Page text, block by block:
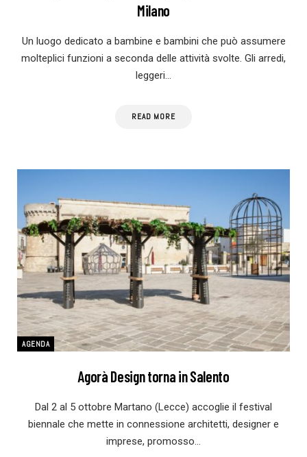
Milano
Un luogo dedicato a bambine e bambini che può assumere
molteplici funzioni a seconda delle attività svolte. Gli arredi,
leggeri…
READ MORE
AGENDA
Agorà Design torna in Salento
Dal 2 al 5 ottobre Martano (Lecce) accoglie il festival
biennale che mette in connessione architetti, designer e
imprese, promosso…